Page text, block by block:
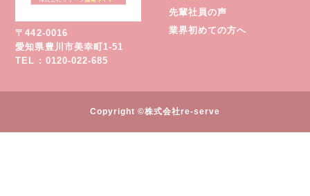
〒442-0016
愛知県豊川市美幸町1-51
TEL : 0120-022-685
先輩社員の声
業界初めての方へ
Copyright ©株式会社re-serve